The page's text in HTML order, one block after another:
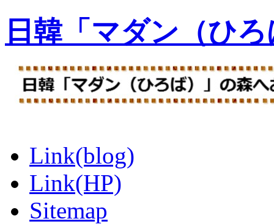
日韓「マダン（ひ
Link(blog)
Link(HP)
Sitemap